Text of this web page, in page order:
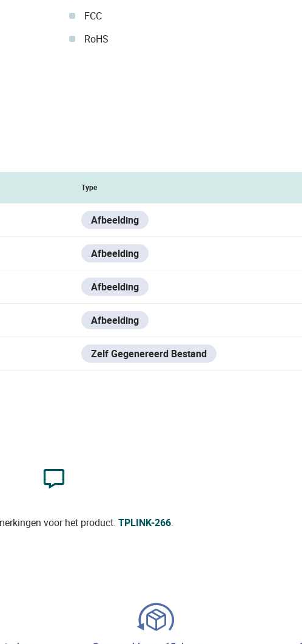
FCC
RoHS
Type
Afbeelding
Afbeelding
Afbeelding
Afbeelding
Zelf Gegenereerd Bestand
voor het product.TPLINK-266.